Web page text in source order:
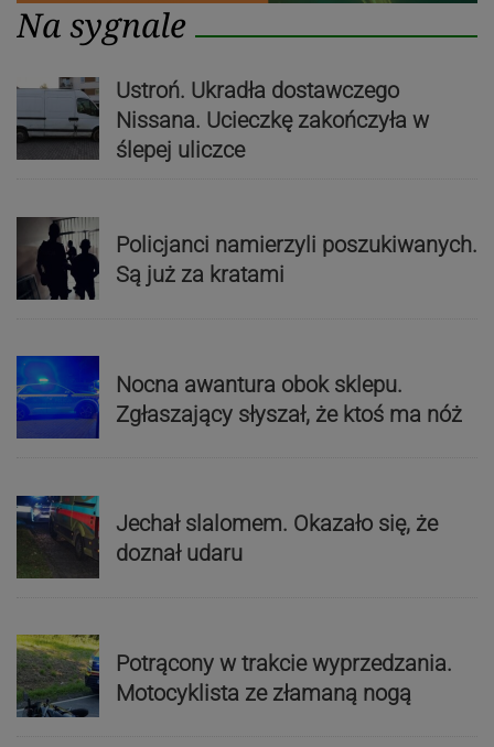
Na sygnale
Ustroń. Ukradła dostawczego
Nissana. Ucieczkę zakończyła w
ślepej uliczce
Policjanci namierzyli poszukiwanych.
Są już za kratami
Nocna awantura obok sklepu.
Zgłaszający słyszał, że ktoś ma nóż
Jechał slalomem. Okazało się, że
doznał udaru
Potrącony w trakcie wyprzedzania.
Motocyklista ze złamaną nogą